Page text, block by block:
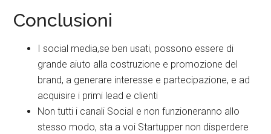
Conclusioni
I social media,se ben usati, possono essere di
grande aiuto alla costruzione e promozione del
brand, a generare interesse e partecipazione, e ad
acquisire i primi lead e clienti
Non tutti i canali Social e non funzioneranno allo
stesso modo, sta a voi Startupper non disperdere